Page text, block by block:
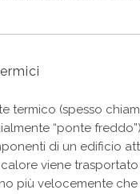
termico (spesso
“ponte freddo”)
di un edificio
viene trasportato
più velocemente che